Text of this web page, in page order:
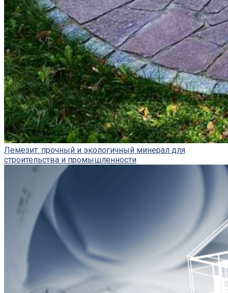
Лемезит: прочный и экологичный минерал для
строительства и промышленности